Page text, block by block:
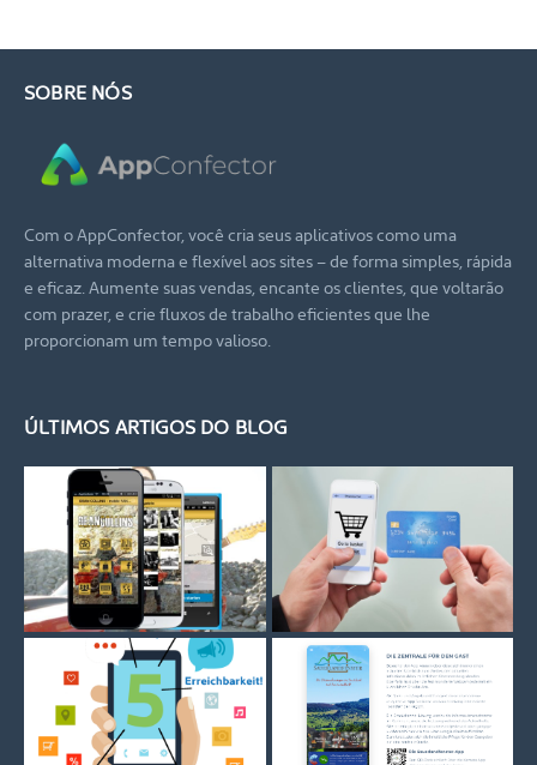
SOBRE NÓS
Com o AppConfector, você cria seus aplicativos como uma
alternativa moderna e flexível aos sites – de forma simples, rápida
e eficaz. Aumente suas vendas, encante os clientes, que voltarão
com prazer, e crie fluxos de trabalho eficientes que lhe
proporcionam um tempo valioso.
ÚLTIMOS ARTIGOS DO BLOG